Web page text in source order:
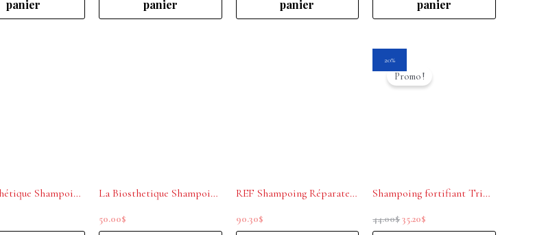
panier
panier
panier
panier
La Biosthétique Shampoing nourrissant Structure Repair 250ml La Biosthetique Shampoing revitalisant 250ml
50.00$
REF Shampoing Réparateur Ultime 1000 ml
90.30$
20%
Promo !
Shampoing fortifiant Triphasic Rene Furterer 200ml
44.00$
prix
initial
35.20$
actuel